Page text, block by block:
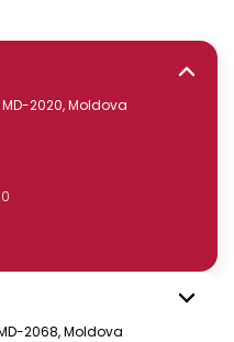
2020, Moldova
2068, Moldova